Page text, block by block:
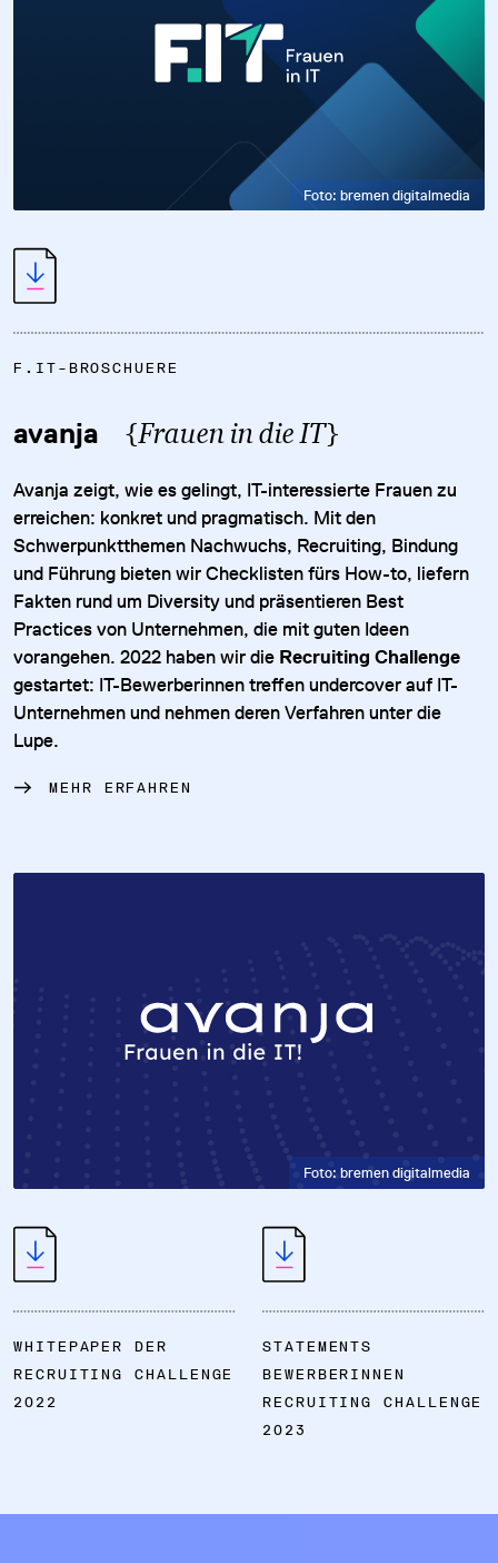
Foto: bremen digitalmedia
F.IT-BROSCHUERE
avanja {Frauen in die IT}
Avanja zeigt, wie es gelingt, IT-interessierte Frauen zu
erreichen: konkret und pragmatisch. Mit den
Schwerpunktthemen Nachwuchs, Recruiting, Bindung
und Führung bieten wir Checklisten fürs How-to, liefern
Fakten rund um Diversity und präsentieren Best
Practices von Unternehmen, die mit guten Ideen
vorangehen. 2022 haben wir die Recruiting Challenge
gestartet: IT-Bewerberinnen treffen undercover auf IT-
Unternehmen und nehmen deren Verfahren unter die
Lupe.
MEHR ERFAHREN
Foto: bremen digitalmedia
WHITEPAPER DER
RECRUITING CHALLENGE
2022
STATEMENTS
BEWERBERINNEN
RECRUITING CHALLENGE
2023